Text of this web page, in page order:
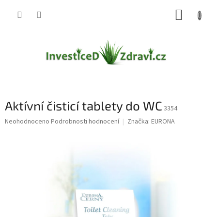
Aktívní čisticí tablety do WC 3354
Průměrné
Neohodnoceno Podrobnosti hodnocení Značka: EURONA